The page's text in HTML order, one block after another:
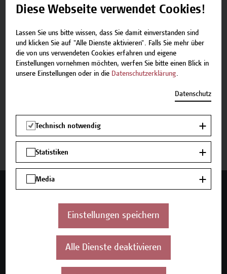
Verfügung.
E-Mail: academy[at]hcw.ac.at
Tel.: +43 1 606 6877-8800
Beschreibung
Termine und Anmeldung
Mehr Infos gewünscht?
Diese Webseite verwendet Cookies!
Lassen Sie uns bitte wissen, dass Sie damit einverstanden sind
und klicken Sie auf "Alle Dienste aktivieren". Falls Sie mehr über
die von uns verwendeten Cookies erfahren und eigene
Einstellungen vornehmen möchten, werfen Sie bitte einen Blick in
unsere Einstellungen oder in die Datenschutzerklärung.
Datenschutz
Technisch notwendig
Statistiken
Media
Einstellungen speichern
Alle Dienste deaktivieren